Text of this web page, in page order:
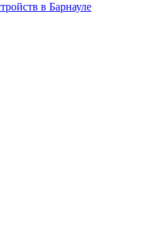
в Барнауле